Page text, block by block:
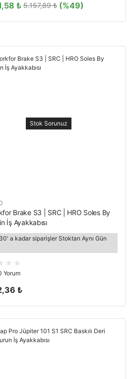
₺ 5.157,89 ₺ (%49)
Stok Sorunuz
Brake S3 | SRC | HRO Soles By
İş Ayakkabısı
a kadar siparişler Stoktan Aynı Gün
Yorum
₺